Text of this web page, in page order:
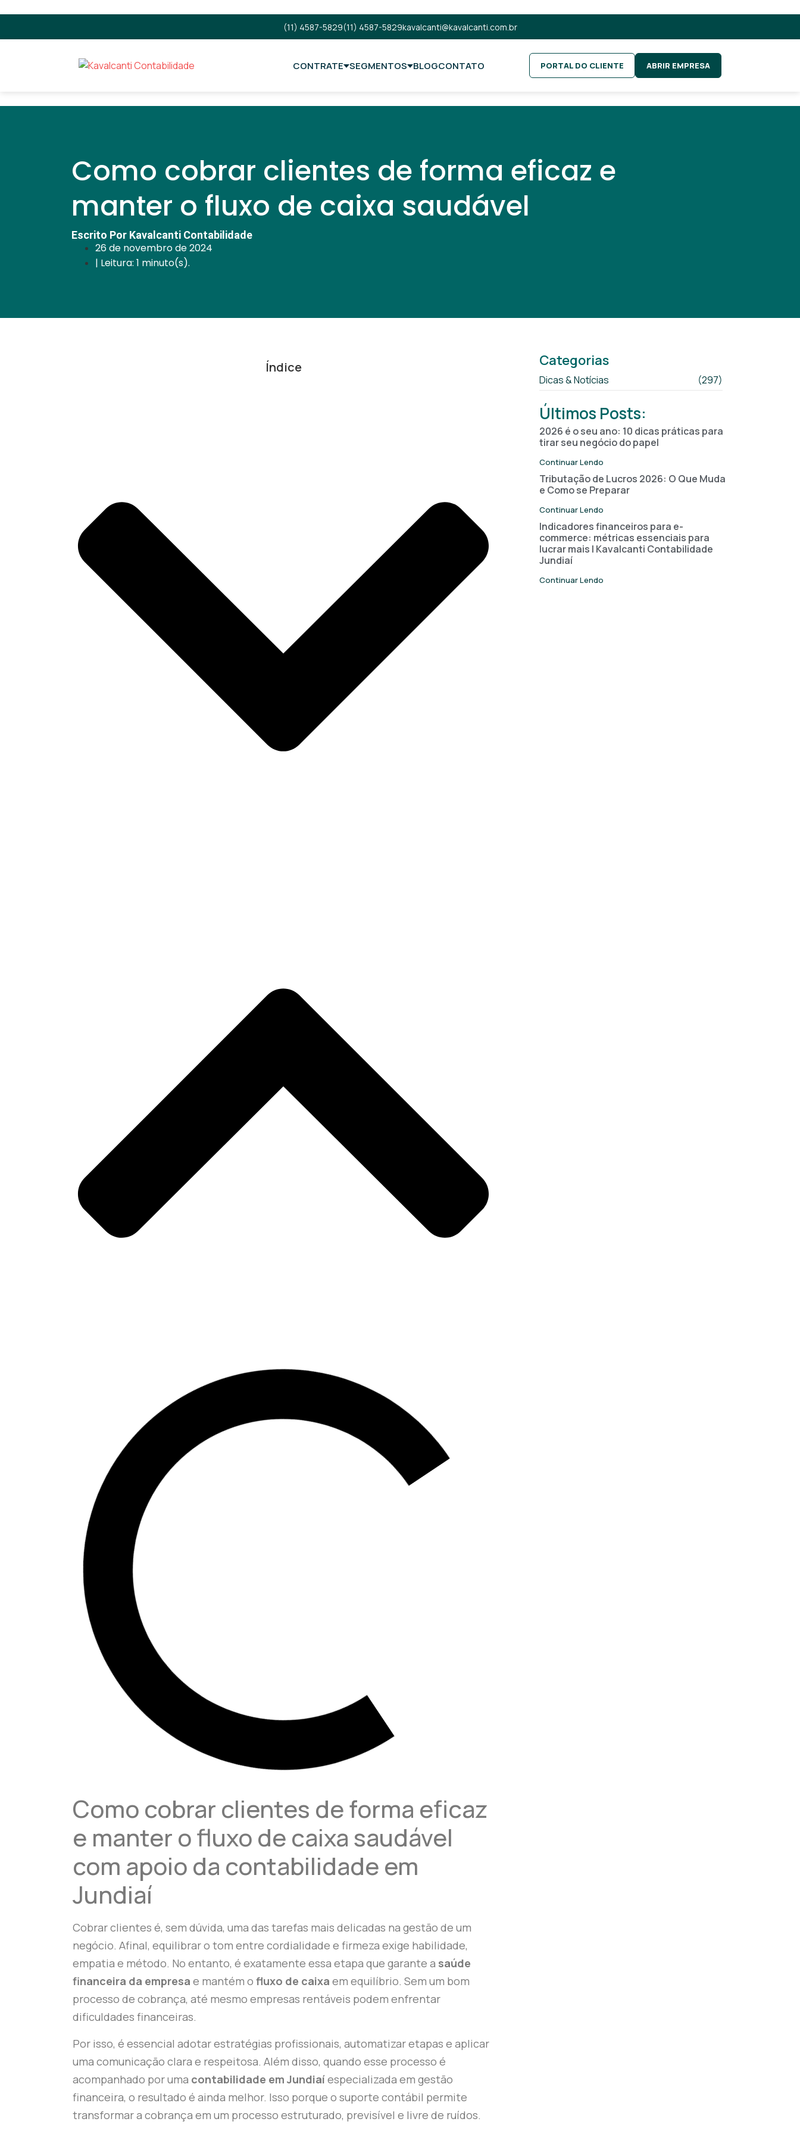
(11) 4587-5829(11) 4587-5829kavalcanti@kavalcanti.com.br
CONTRATE SEGMENTOS BLOGCONTATO PORTAL DO CLIENTE ABRIR EMPRESA
Como cobrar clientes de forma eficaz e
manter o fluxo de caixa saudável
Escrito Por Kavalcanti Contabilidade
26 de novembro de 2024
| Leitura: 1 minuto(s).
Índice
Como cobrar clientes de forma eficaz
e manter o fluxo de caixa saudável
com apoio da contabilidade em
Jundiaí
Cobrar clientes é, sem dúvida, uma das tarefas mais delicadas na gestão de um
negócio. Afinal, equilibrar o tom entre cordialidade e firmeza exige habilidade,
empatia e método. No entanto, é exatamente essa etapa que garante a saúde
financeira da empresa e mantém o fluxo de caixa em equilíbrio. Sem um bom
processo de cobrança, até mesmo empresas rentáveis podem enfrentar
dificuldades financeiras.
Por isso, é essencial adotar estratégias profissionais, automatizar etapas e aplicar
uma comunicação clara e respeitosa. Além disso, quando esse processo é
acompanhado por uma contabilidade em Jundiaíespecializada em gestão
financeira, o resultado é ainda melhor. Isso porque o suporte contábil permite
transformar a cobrança em um processo estruturado, previsível e livre de ruídos.
Categorias
Dicas & Notícias (297)
Últimos Posts:
2026 é o seu ano: 10 dicas práticas para
tirar seu negócio do papel
Continuar Lendo
Tributação de Lucros 2026: O Que Muda
e Como se Preparar
Continuar Lendo
Indicadores financeiros para e-
commerce: métricas essenciais para
lucrar mais | Kavalcanti Contabilidade
Jundiaí
Continuar Lendo